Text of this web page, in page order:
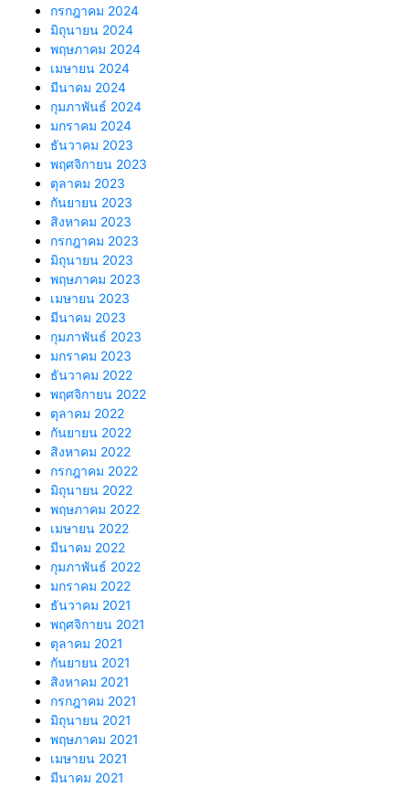
กรกฎาคม 2024
มิถุนายน 2024
พฤษภาคม 2024
เมษายน 2024
มีนาคม 2024
กุมภาพันธ์ 2024
มกราคม 2024
ธันวาคม 2023
พฤศจิกายน 2023
ตุลาคม 2023
กันยายน 2023
สิงหาคม 2023
กรกฎาคม 2023
มิถุนายน 2023
พฤษภาคม 2023
เมษายน 2023
มีนาคม 2023
กุมภาพันธ์ 2023
มกราคม 2023
ธันวาคม 2022
พฤศจิกายน 2022
ตุลาคม 2022
กันยายน 2022
สิงหาคม 2022
กรกฎาคม 2022
มิถุนายน 2022
พฤษภาคม 2022
เมษายน 2022
มีนาคม 2022
กุมภาพันธ์ 2022
มกราคม 2022
ธันวาคม 2021
พฤศจิกายน 2021
ตุลาคม 2021
กันยายน 2021
สิงหาคม 2021
กรกฎาคม 2021
มิถุนายน 2021
พฤษภาคม 2021
เมษายน 2021
มีนาคม 2021